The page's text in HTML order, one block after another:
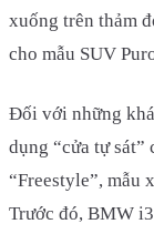
xuống trên thảm
cho mẫu SUV
Đối với những
dụng “cửa tự
“Freestyle”, mẫu
Trước đó, BMW